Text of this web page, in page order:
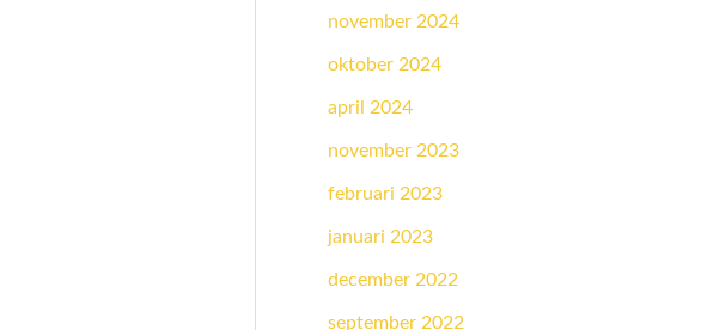
november 2024
oktober 2024
april 2024
november 2023
februari 2023
januari 2023
december 2022
september 2022